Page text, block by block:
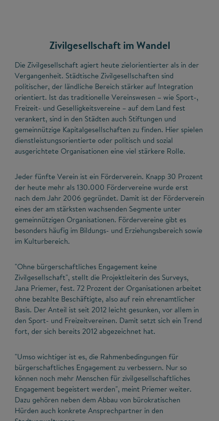
Zivilgesellschaft im Wandel
Die Zivilgesellschaft agiert heute zielorientierter als in der
Vergangenheit. Städtische Zivilgesellschaften sind
politischer, der ländliche Bereich stärker auf Integration
orientiert. Ist das traditionelle Vereinswesen – wie Sport-,
Freizeit- und Geselligkeitsvereine – auf dem Land fest
verankert, sind in den Städten auch Stiftungen und
gemeinnützige Kapitalgesellschaften zu finden. Hier spielen
dienstleistungsorientierte oder politisch und sozial
ausgerichtete Organisationen eine viel stärkere Rolle.
Jeder fünfte Verein ist ein Förderverein. Knapp 30 Prozent
der heute mehr als 130.000 Fördervereine wurde erst
nach dem Jahr 2006 gegründet. Damit ist der Förderverein
eines der am stärksten wachsenden Segmente unter
gemeinnützigen Organisationen. Fördervereine gibt es
besonders häufig im Bildungs- und Erziehungsbereich sowie
im Kulturbereich.
"Ohne bürgerschaftliches Engagement keine
Zivilgesellschaft", stellt die Projektleiterin des Surveys,
Jana Priemer, fest. 72 Prozent der Organisationen arbeitet
ohne bezahlte Beschäftigte, also auf rein ehrenamtlicher
Basis. Der Anteil ist seit 2012 leicht gesunken, vor allem in
den Sport- und Freizeitvereinen. Damit setzt sich ein Trend
fort, der sich bereits 2012 abgezeichnet hat.
"Umso wichtiger ist es, die Rahmenbedingungen für
bürgerschaftliches Engagement zu verbessern. Nur so
können noch mehr Menschen für zivilgesellschaftliches
Engagement begeistert werden", meint Priemer weiter.
Dazu gehören neben dem Abbau von bürokratischen
Hürden auch konkrete Ansprechpartner in den